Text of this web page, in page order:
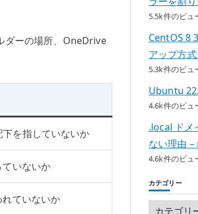
の ダーの場所、OneDrive
を指していないか
いないか
ていないか
5.5k件のビュ
CentOS 8
アップ方
5.3k件のビュ
Ubuntu
4.6k件のビュ
.local ドメ
ない理由
4.6k件のビュ
カテゴリー